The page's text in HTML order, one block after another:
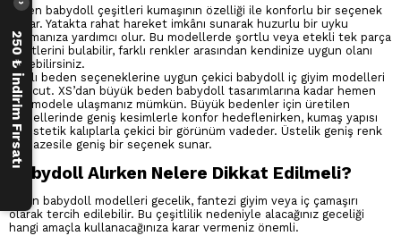
Saten babydoll çeşitleri kumaşının özelliği ile konforlu bir seçenek
sunar. Yatakta rahat hareket imkânı sunarak huzurlu bir uyku
uyumanıza yardımcı olur. Bu modellerde şortlu veya etekli tek parça
çeşitlerini bulabilir, farklı renkler arasından kendinize uygun olanı
seçebilirsiniz.
Farklı beden seçeneklerine uygun çekici babydoll iç giyim modelleri
mevcut. XS’dan büyük beden babydoll tasarımlarına kadar hemen
her modele ulaşmanız mümkün. Büyük bedenler için üretilen
modellerinde geniş kesimlerle konfor hedeflenirken, kumaş yapısı
ve estetik kalıplarla çekici bir görünüm vadeder. Üstelik geniş renk
yelpazesile geniş bir seçenek sunar.
Babydoll Alırken Nelere Dikkat Edilmeli?
Kadın babydoll modelleri gecelik, fantezi giyim veya iç çamaşırı
olarak tercih edilebilir. Bu çeşitlilik nedeniyle alacağınız geceliği
hangi amaçla kullanacağınıza karar vermeniz önemli.
250 ₺ İndirim Fırsatı
›